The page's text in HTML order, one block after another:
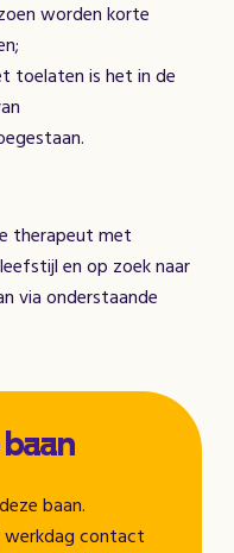
worden korte
toelaten is het in de
therapeut met
en op zoek naar
via onderstaande
baan
baan.
werkdag contact